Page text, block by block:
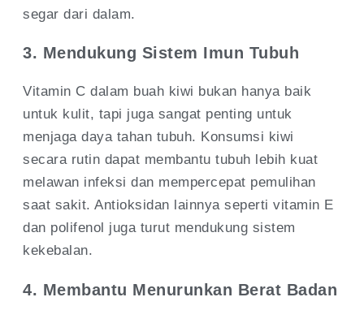
segar dari dalam.
3. Mendukung Sistem Imun Tubuh
Vitamin C dalam buah kiwi bukan hanya baik
untuk kulit, tapi juga sangat penting untuk
menjaga daya tahan tubuh. Konsumsi kiwi
secara rutin dapat membantu tubuh lebih kuat
melawan infeksi dan mempercepat pemulihan
saat sakit. Antioksidan lainnya seperti vitamin E
dan polifenol juga turut mendukung sistem
kekebalan.
4. Membantu Menurunkan Berat Badan